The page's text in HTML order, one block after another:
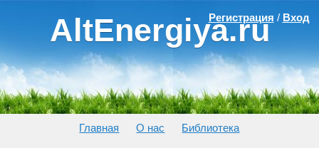
AltEnergiya.ru
Регистрация / Вход
Главная О нас Библиотека